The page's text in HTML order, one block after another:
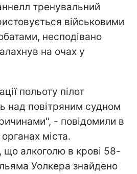
тренувальний
військовими
несподівано
на очах у
польоту пілот
над повітряним судном
- повідомили в
міста.
що алкоголю в крові 58-
Уолкера знайдено